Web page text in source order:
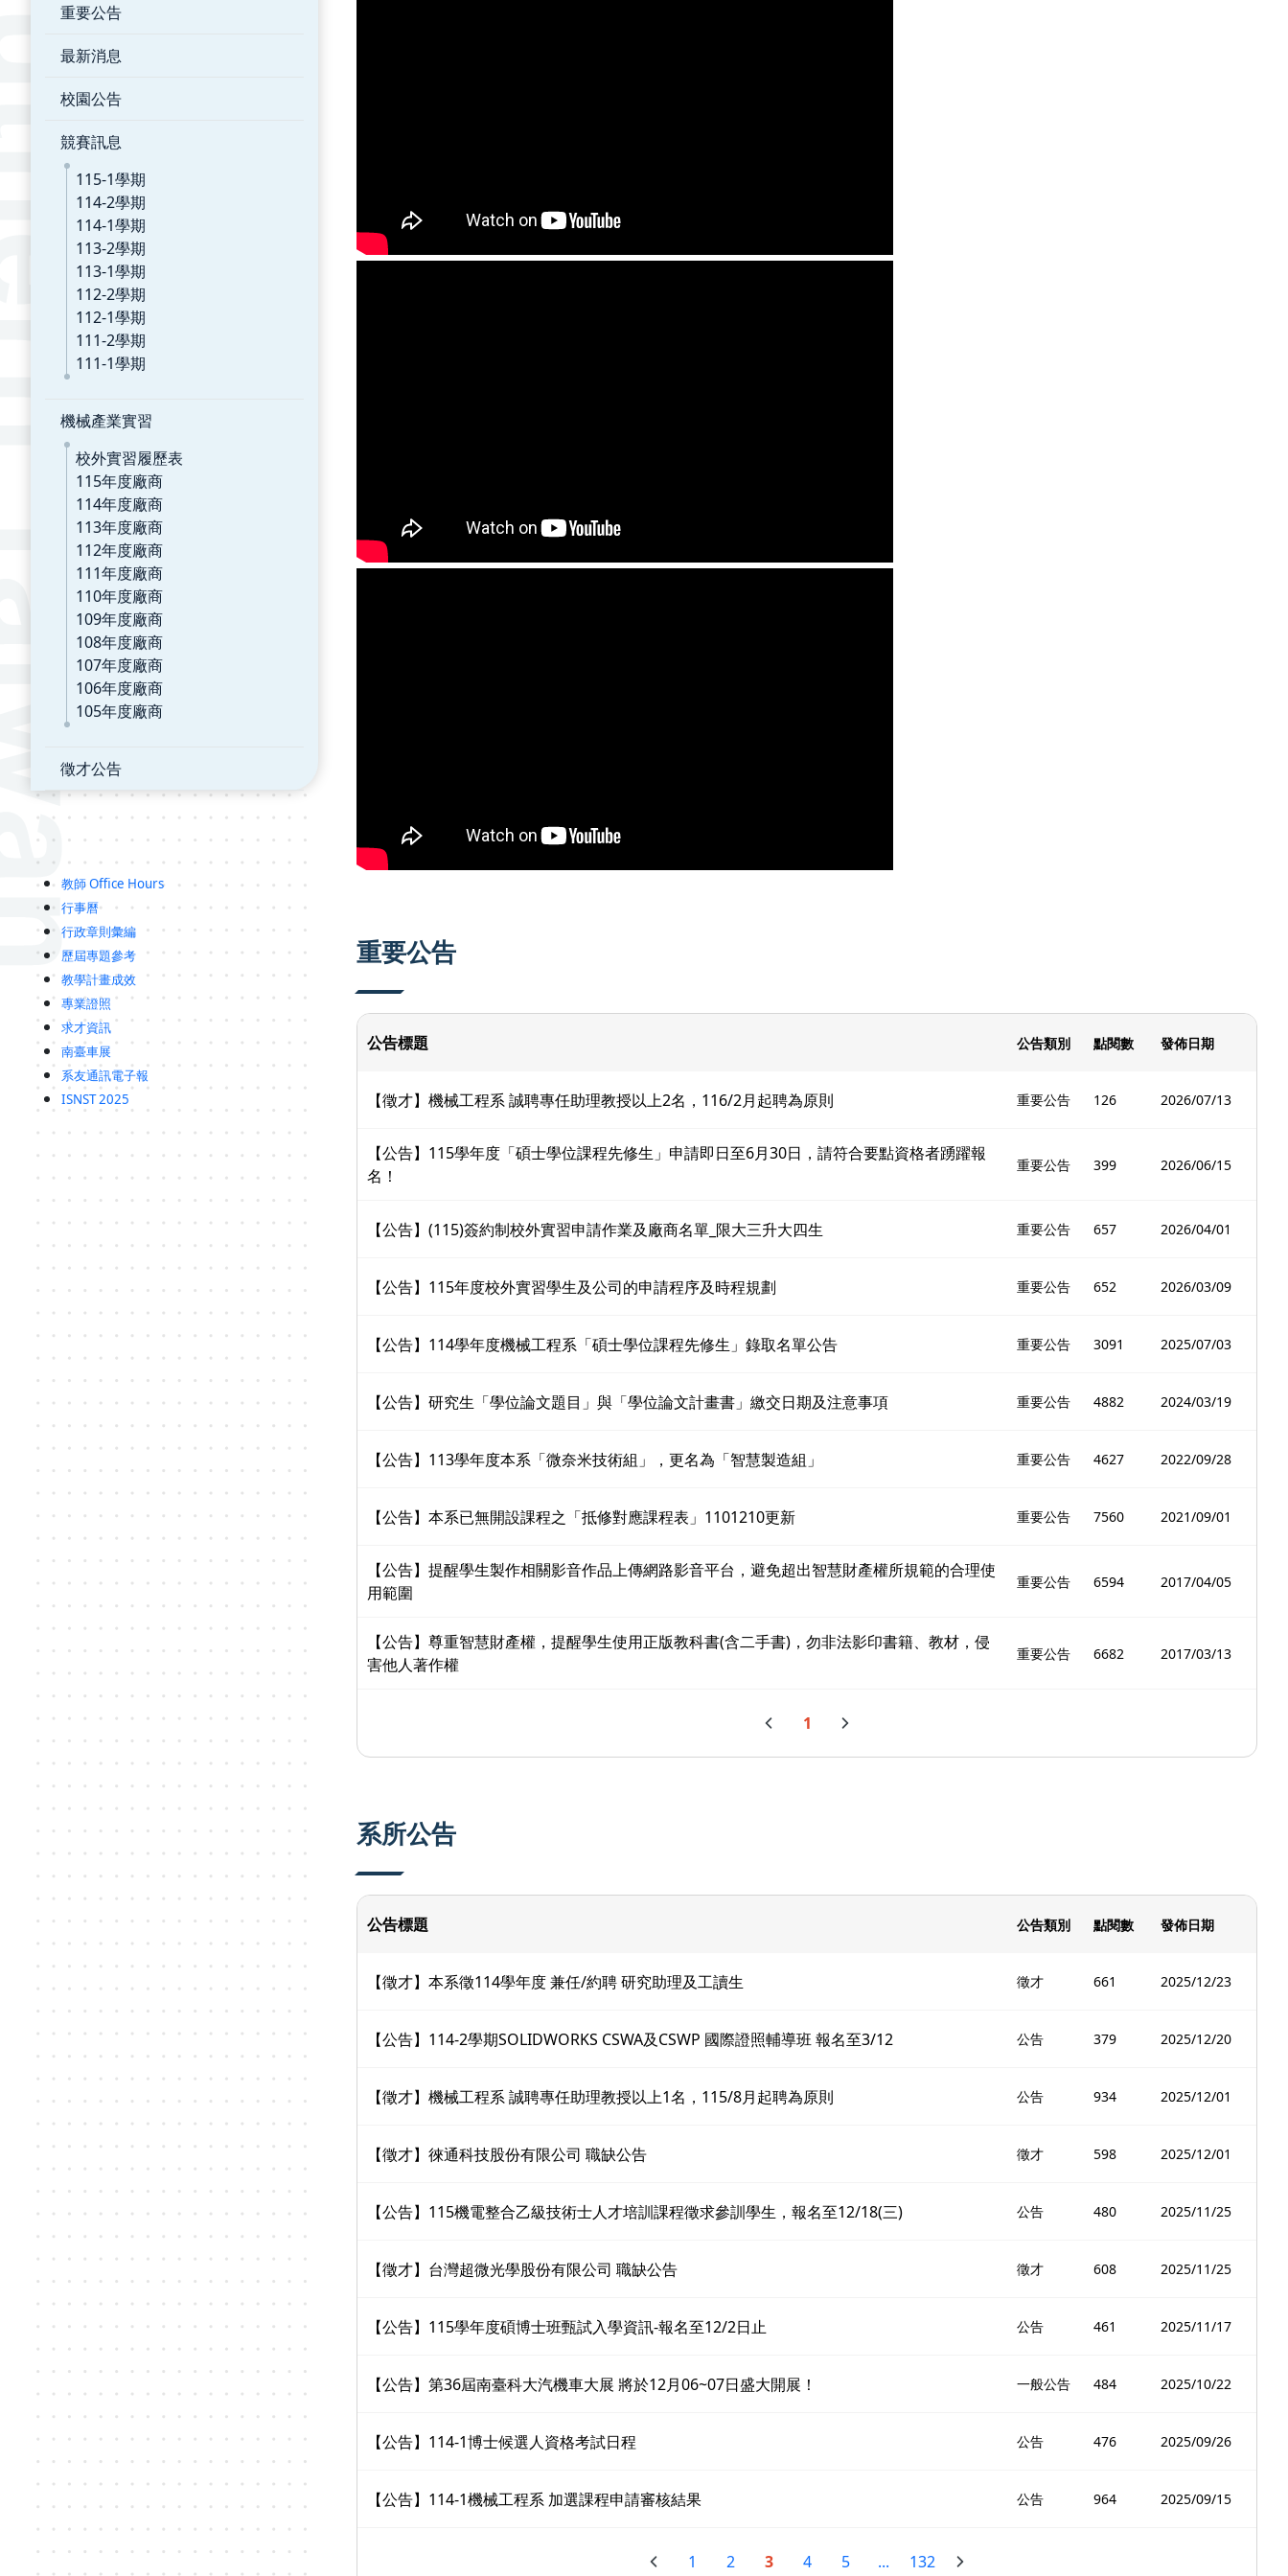
重要公告
最新消息
校園公告
競賽訊息
115-1學期
114-2學期
114-1學期
113-2學期
113-1學期
112-2學期
112-1學期
111-2學期
111-1學期
機械產業實習
校外實習履歷表
115年度廠商
114年度廠商
113年度廠商
112年度廠商
111年度廠商
110年度廠商
109年度廠商
108年度廠商
107年度廠商
106年度廠商
105年度廠商
徵才公告
教師 Office Hours
行事曆
行政章則彙編
歷屆專題參考
教學計畫成效
專業證照
求才資訊
南臺車展
系友通訊電子報
ISNST 2025
重要公告
公告標題 公告類別 點閱數 發佈日期
【徵才】機械工程系 誠聘專任助理教授以上2名，116/2月起聘為原則 重要公告 126 2026/07/13
【公告】115學年度「碩士學位課程先修生」申請即日至6月30日，請符合要點資格者踴躍報
名！
重要公告 399 2026/06/15
【公告】(115)簽約制校外實習申請作業及廠商名單_限大三升大四生 重要公告 657 2026/04/01
【公告】115年度校外實習學生及公司的申請程序及時程規劃 重要公告 652 2026/03/09
【公告】114學年度機械工程系「碩士學位課程先修生」錄取名單公告 重要公告 3091 2025/07/03
【公告】研究生「學位論文題目」與「學位論文計畫書」繳交日期及注意事項 重要公告 4882 2024/03/19
【公告】113學年度本系「微奈米技術組」，更名為「智慧製造組」 重要公告 4627 2022/09/28
【公告】本系已無開設課程之「抵修對應課程表」1101210更新 重要公告 7560 2021/09/01
【公告】提醒學生製作相關影音作品上傳網路影音平台，避免超出智慧財產權所規範的合理使
用範圍
重要公告 6594 2017/04/05
【公告】尊重智慧財產權，提醒學生使用正版教科書(含二手書)，勿非法影印書籍、教材，侵
害他人著作權
重要公告 6682 2017/03/13
1
系所公告
公告標題 公告類別 點閱數 發佈日期
【徵才】本系徵114學年度 兼任/約聘 研究助理及工讀生 徵才 661 2025/12/23
【公告】114-2學期SOLIDWORKS CSWA及CSWP 國際證照輔導班 報名至3/12 公告 379 2025/12/20
【徵才】機械工程系 誠聘專任助理教授以上1名，115/8月起聘為原則 公告 934 2025/12/01
【徵才】徠通科技股份有限公司 職缺公告 徵才 598 2025/12/01
【公告】115機電整合乙級技術士人才培訓課程徵求參訓學生，報名至12/18(三) 公告 480 2025/11/25
【徵才】台灣超微光學股份有限公司 職缺公告 徵才 608 2025/11/25
【公告】115學年度碩博士班甄試入學資訊-報名至12/2日止 公告 461 2025/11/17
【公告】第36屆南臺科大汽機車大展 將於12月06~07日盛大開展！ 一般公告 484 2025/10/22
【公告】114-1博士候選人資格考試日程 公告 476 2025/09/26
【公告】114-1機械工程系 加選課程申請審核結果 公告 964 2025/09/15
1 2 3 4 5 ... 132